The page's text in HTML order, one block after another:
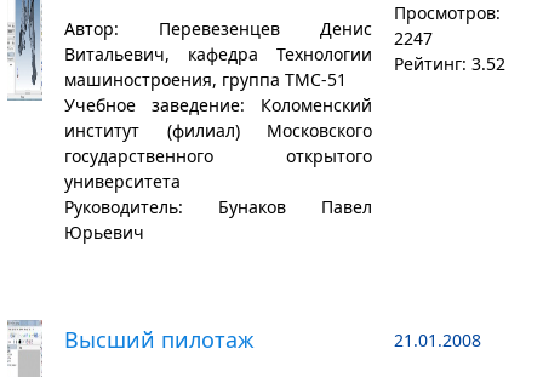
Автор: Перевезенцев Денис
Витальевич, кафедра Технологии
машиностроения, группа ТМС-51
Учебное заведение: Коломенский
институт (филиал) Московского
государственного открытого
университета
Руководитель: Бунаков Павел
Юрьевич
Просмотров:
2247
Рейтинг: 3.52
Высший пилотаж 21.01.2008